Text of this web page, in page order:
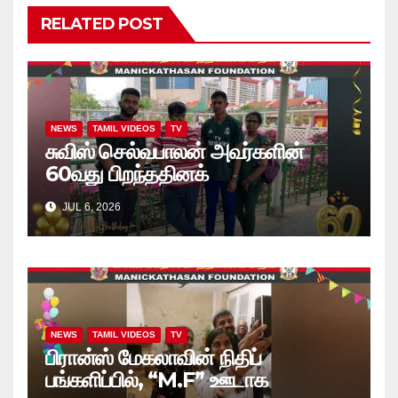
RELATED POST
NEWS TAMIL VIDEOS TV
சுவிஸ் செல்வபாலன் அவர்களின்
60வது பிறந்ததினக்
கொண்டாட்டத்தில், அப்பியாசக்
கொப்பிகள் வழங்கல்.. வீடியோ
JUL 6, 2026
NEWS TAMIL VIDEOS TV
பிரான்ஸ் மேகலாவின் நிதிப்
பங்களிப்பில், “M.F” ஊடாக